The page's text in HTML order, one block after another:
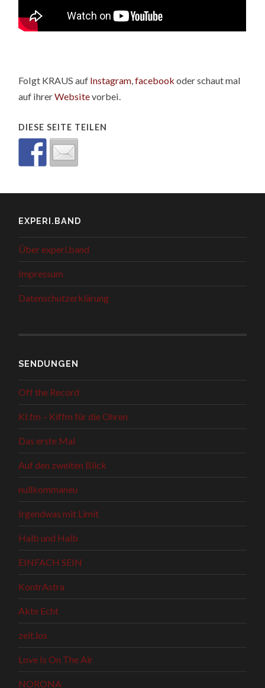
Folgt KRAUS auf Instagram,facebookoder schaut mal
auf ihrerWebsitevorbei.
DIESE SEITE TEILEN
EXPERI.BAND
Über experi.band
Impressum
Datenschutzerklärung
SENDUNGEN
Off the Record
KI.fm – Kiffm für die Ohren
Das erste Mal
Auf den zweiten Blick
nullkommaneu
Irgendwas mit Limit
Halb und Halb
EINFACH SEIN
KontrAstra
Akte Echt
zeit.los
Love Is On The Air
NORONA